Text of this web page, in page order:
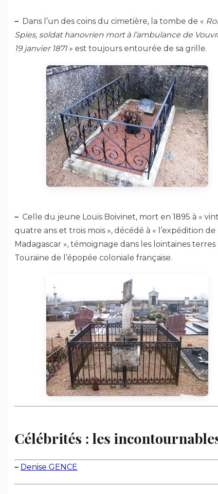
– Dans l’un des coins du cimetière, la tombe de «
Spies, soldat hanovrien mort à l’ambulance de
19 janvier 1871» est toujours entourée de sa grille.
– Celle du jeune Louis Boivinet, mort en 1895 à «
quatre ans et trois mois », décédé à « l’expédition de
Madagascar », témoignage dans les lointaines terres
Touraine de l’épopée coloniale française.
Célébrités : les
– Denise GENCE